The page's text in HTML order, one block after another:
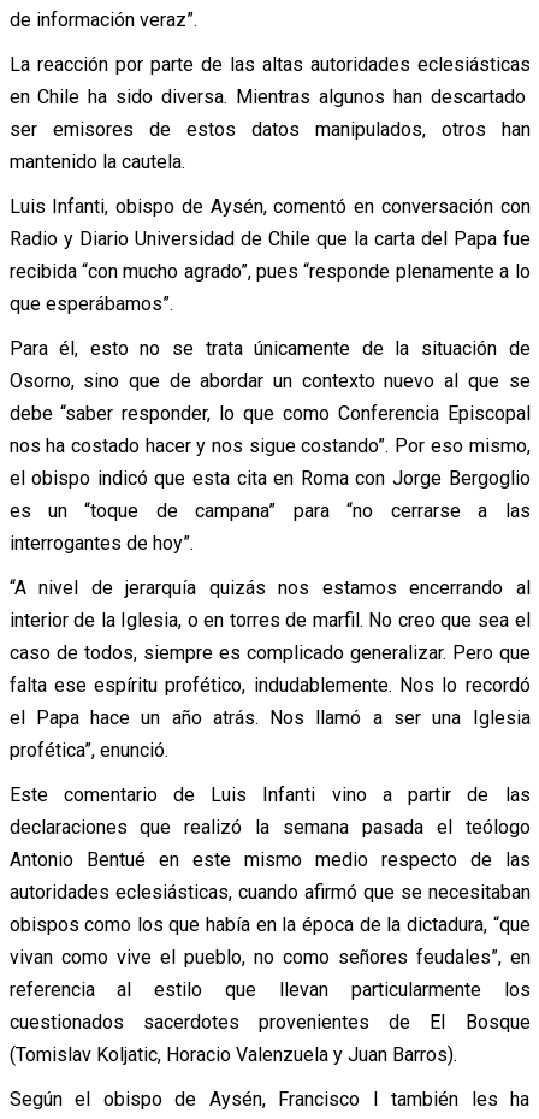
de información veraz”.
La reacción por parte de las altas autoridades eclesiásticas
en Chile ha sido diversa. Mientras algunos han descartado
ser emisores de estos datos manipulados, otros han
mantenido la cautela.
Luis Infanti, obispo de Aysén, comentó en conversación con
Radio y Diario Universidad de Chile que la carta del Papa fue
recibida “con mucho agrado”, pues “responde plenamente a lo
que esperábamos”.
Para él, esto no se trata únicamente de la situación de
Osorno, sino que de abordar un contexto nuevo al que se
debe “saber responder, lo que como Conferencia Episcopal
nos ha costado hacer y nos sigue costando”. Por eso mismo,
el obispo indicó que esta cita en Roma con Jorge Bergoglio
es un “toque de campana” para “no cerrarse a las
interrogantes de hoy”.
“A nivel de jerarquía quizás nos estamos encerrando al
interior de la Iglesia, o en torres de marfil. No creo que sea el
caso de todos, siempre es complicado generalizar. Pero que
falta ese espíritu profético, indudablemente. Nos lo recordó
el Papa hace un año atrás. Nos llamó a ser una Iglesia
profética”, enunció.
Este comentario de Luis Infanti vino a partir de las
declaraciones que realizó la semana pasada el teólogo
Antonio Bentué en este mismo medio respecto de las
autoridades eclesiásticas, cuando afirmó que se necesitaban
obispos como los que había en la época de la dictadura, “que
vivan como vive el pueblo, no como señores feudales”, en
referencia al estilo que llevan particularmente los
cuestionados sacerdotes provenientes de El Bosque
(Tomislav Koljatic, Horacio Valenzuela y Juan Barros).
Según el obispo de Aysén, Francisco I también les ha